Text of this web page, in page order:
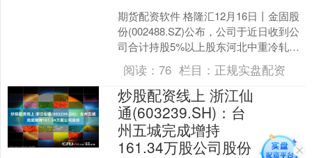
期货配资软件 格隆汇12月16日丨金固股
份(002488.SZ)公布，公司于近日收到公
司合计持股5%以上股东河北中重冷轧材
料有限公司、河北纵横集团丰南钢铁有
限公....
阅读：76 栏目： 正规实盘配资
炒股配资线上 浙江仙
通(603239.SH)：台
州五城完成增持
161.34万股公司股份